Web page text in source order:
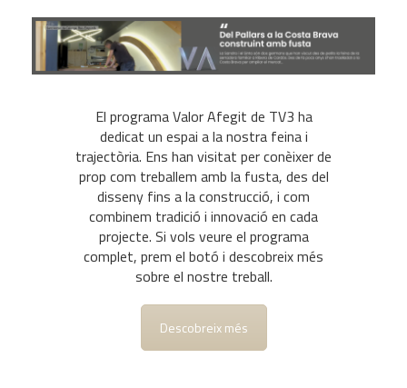
El programa Valor Afegit de TV3 ha
dedicat un espai a la nostra feina i
trajectòria. Ens han visitat per conèixer de
prop com treballem amb la fusta, des del
disseny fins a la construcció, i com
combinem tradició i innovació en cada
projecte. Si vols veure el programa
complet, prem el botó i descobreix més
sobre el nostre treball.
Descobreix més